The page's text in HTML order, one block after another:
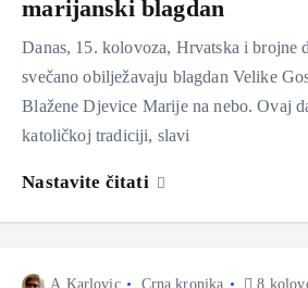
marijanski blagdan
Danas, 15. kolovoza, Hrvatska i brojne
svečano obilježavaju blagdan Velike
Blažene Djevice Marije na nebo. Ovaj
katoličkoj tradiciji, slavi
Nastavite čitati
A.Karlovic Crna kronika 8